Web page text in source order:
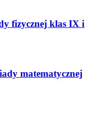
fizycznej klas IX i
matematycznej